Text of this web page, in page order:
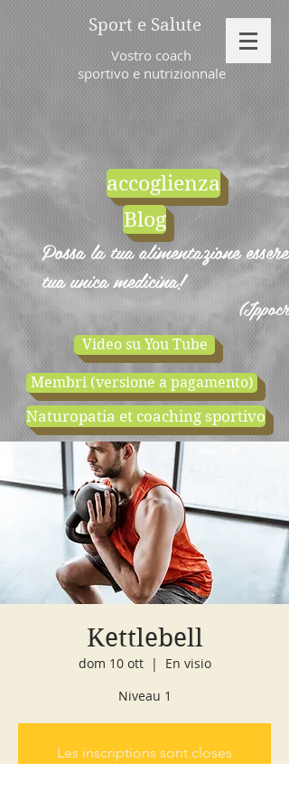
Sport e Salute
Vostro coach
sportivo e nutrizionnale
accoglienza
Blog
Possa la tua alimentazione essere
tua unica medicina!
Video su You Tube
Membri (versione a pagamento)
Naturopatia et coaching sportivo
cours d'essai negozio
Kettlebell
dom 10 ott
  |
En visio
Niveau 1
Les inscriptions sont closes